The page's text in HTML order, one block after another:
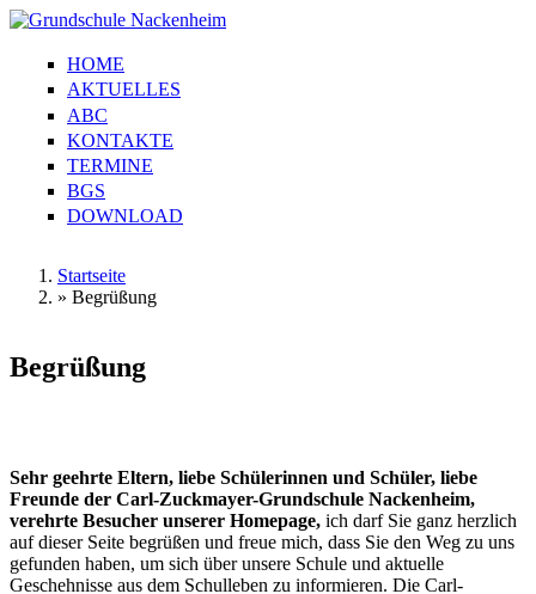
Direkt zum Inhalt
Grundschule
Nackenheim
Hauptmenü
HOME
AKTUELLES
ABC
KONTAKTE
TERMINE
BGS
DOWNLOAD
Sie sind hier
Startseite
» Begrüßung
Begrüßung
Sehr geehrte Eltern, liebe Schülerinnen und Schüler, liebe
Freunde der Carl-Zuckmayer-Grundschule Nackenheim,
verehrte Besucher unserer Homepage, ich darf Sie ganz herzlich
auf dieser Seite begrüßen und freue mich, dass Sie den Weg zu uns
gefunden haben, um sich über unsere Schule und aktuelle
Geschehnisse aus dem Schulleben zu informieren. Die Carl-